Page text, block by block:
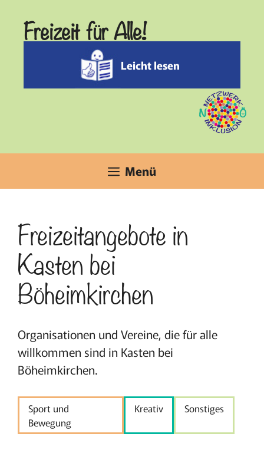
springenFreizeit für Alle!
Leicht lesen
Menü
Freizeitangebote in
Kasten bei
Böheimkirchen
Organisationen und Vereine, die für alle
willkommen sind in Kasten bei
Böheimkirchen.
Sport und
Bewegung
Kreativ Sonstiges